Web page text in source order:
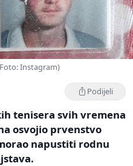
Instagram)
Podijeli
tenisera svih vremena
osvojio prvenstvo
napustiti rodnu